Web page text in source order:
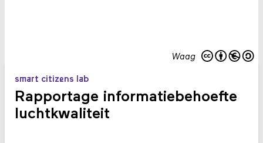
Waag
smart citizens lab
Rapportage informatiebehoefte
luchtkwaliteit